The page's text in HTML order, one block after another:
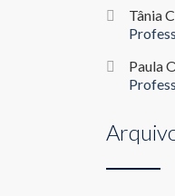
Tânia
Paula